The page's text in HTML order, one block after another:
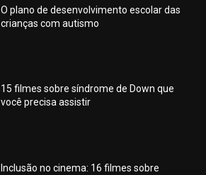
O plano de desenvolvimento escolar das
crianças com autismo
15 filmes sobre síndrome de Down que
você precisa assistir
Inclusão no cinema: 16 filmes sobre